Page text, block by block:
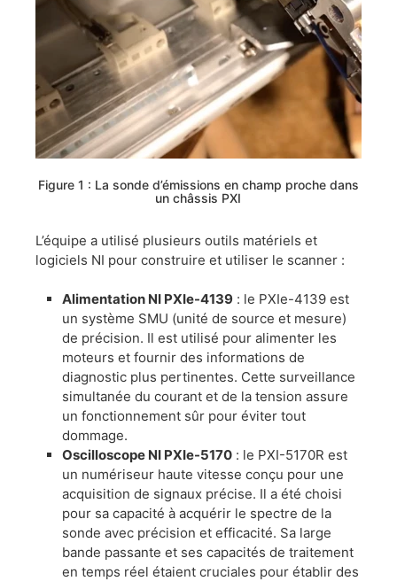
Figure 1 : La sonde d’émissions en champ proche dans
un châssis PXI
​L’équipe a utilisé plusieurs outils matériels et
logiciels NI pour construire et utiliser le scanner :
​Alimentation NI PXIe-4139: le PXIe-4139 est
un système SMU (unité de source et mesure)
de précision. Il est utilisé pour alimenter les
moteurs et fournir des informations de
diagnostic plus pertinentes. Cette surveillance
simultanée du courant et de la tension assure
un fonctionnement sûr pour éviter tout
dommage.
​Oscilloscope NI PXIe-5170: le PXI-5170R est
un numériseur haute vitesse conçu pour une
acquisition de signaux précise. Il a été choisi
pour sa capacité à acquérir le spectre de la
sonde avec précision et efficacité. Sa large
bande passante et ses capacités de traitement
en temps réel étaient cruciales pour établir des